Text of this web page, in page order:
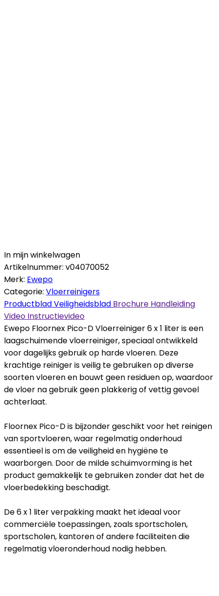
In mijn winkelwagen
Artikelnummer: v04070052
Merk: Ewepo
Categorie: Vloerreinigers
ProductbladVeiligheidsblad Brochure Handleiding
Video Instructievideo
Ewepo Floornex Pico-D Vloerreiniger 6 x 1 liter is een
laagschuimende vloerreiniger, speciaal ontwikkeld
voor dagelijks gebruik op harde vloeren. Deze
krachtige reiniger is veilig te gebruiken op diverse
soorten vloeren en bouwt geen residuen op, waardoor
de vloer na gebruik geen plakkerig of vettig gevoel
achterlaat.
Floornex Pico-D is bijzonder geschikt voor het reinigen
van sportvloeren, waar regelmatig onderhoud
essentieel is om de veiligheid en hygiëne te
waarborgen. Door de milde schuimvorming is het
product gemakkelijk te gebruiken zonder dat het de
vloerbedekking beschadigt.
De 6 x 1 liter verpakking maakt het ideaal voor
commerciële toepassingen, zoals sportscholen,
sportscholen, kantoren of andere faciliteiten die
regelmatig vloeronderhoud nodig hebben.